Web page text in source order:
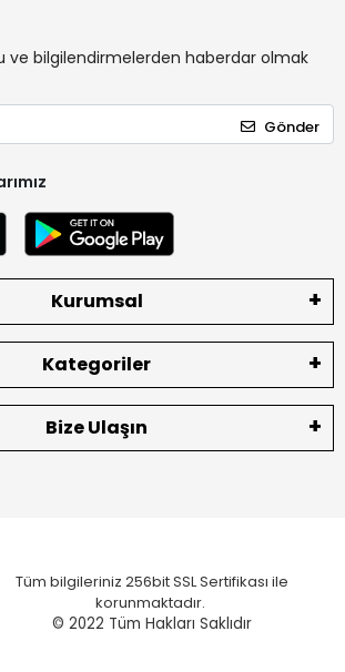
ve bilgilendirmelerden haberdar olmak
Gönder
Kurumsal
Kategoriler
Bize Ulaşın
Tüm bilgileriniz 256bit SSL Sertifikası ile
korunmaktadır.
© 2022 Tüm Hakları Saklıdır